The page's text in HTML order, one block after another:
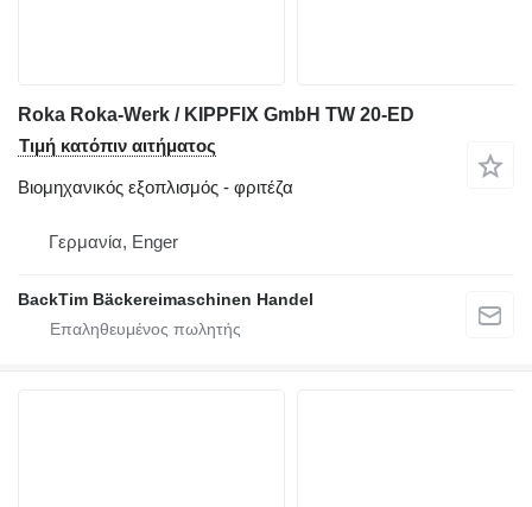
Roka Roka-Werk / KIPPFIX GmbH TW 20-ED
Τιμή κατόπιν αιτήματος
Βιομηχανικός εξοπλισμός - φριτέζα
Γερμανία, Enger
BackTim Bäckereimaschinen Handel